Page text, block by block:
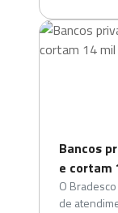
Bancos
e cortam
O
de